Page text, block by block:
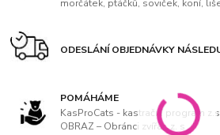
morčátek, ptáčků, soviček, koní,
ODESLÁNÍ OBJEDNÁVKY
POMÁHÁME
KasProCats - kastrační program
OBRAZ – Obránci zvířat, z. s